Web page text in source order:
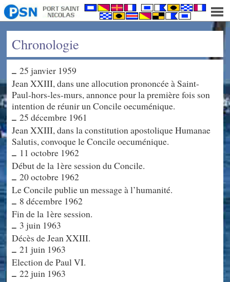
Chronologie
– 25 janvier 1959
Jean XXIII, dans une allocution prononcée à Saint-
Paul-hors-les-murs, annonce pour la première fois son
intention de réunir un Concile oecuménique.
– 25 décembre 1961
Jean XXIII, dans la constitution apostolique Humanae
Salutis, convoque le Concile oecuménique.
– 11 octobre 1962
Début de la 1ère session du Concile.
– 20 octobre 1962
Le Concile publie un message à l’humanité.
– 8 décembre 1962
Fin de la 1ère session.
– 3 juin 1963
Décès de Jean XXIII.
– 21 juin 1963
Election de Paul VI.
– 22 juin 1963